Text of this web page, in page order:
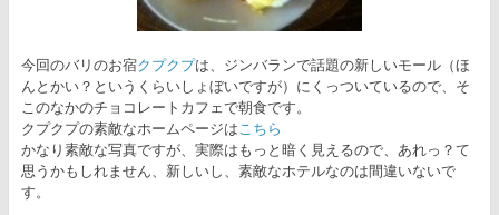
今回のバリのお宿クプクプは、ジンバランで話題の新しいモール（ほ
んとかい？というくらいしょぼいですが）にくっついているので、そ
このなかのチョコレートカフェで朝食です。
クプクプの素敵なホームページはこちら
かなり素敵な写真ですが、実際はもっと暗く見えるので、あれっ？て
思うかもしれません、新しいし、素敵なホテルなのは間違いないで
す。